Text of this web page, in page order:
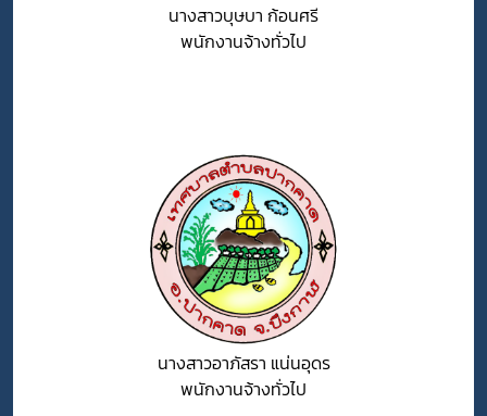
นางสาวบุษบา ก้อนศรี
พนักงานจ้างทั่วไป
นางสาวอาภัสรา แน่นอุดร
พนักงานจ้างทั่วไป